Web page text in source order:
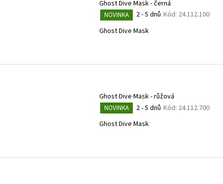
Ghost Dive Mask - černá
NOVINKA 2 - 5 dnů Kód: 24.112.100
Ghost Dive Mask
Ghost Dive Mask - růžová
NOVINKA 2 - 5 dnů Kód: 24.112.700
Ghost Dive Mask